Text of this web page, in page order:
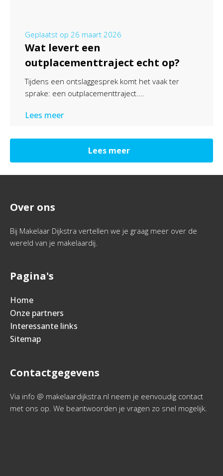
Geplaatst op 26 maart 2026
Wat levert een
outplacementtraject echt op?
Tijdens een ontslaggesprek komt het vaak ter
sprake: een outplacementtraject....
Lees meer
Lees meer
Over ons
Bij Makelaar Dijkstra vertellen we je graag meer over de
wereld van je makelaardij.
Pagina's
Home
Onze partners
Interessante links
Sitemap
Contactgegevens
Via info @ makelaardijkstra.nl neem je eenvoudig contact
met ons op. We beantwoorden je vragen zo snel mogelijk.